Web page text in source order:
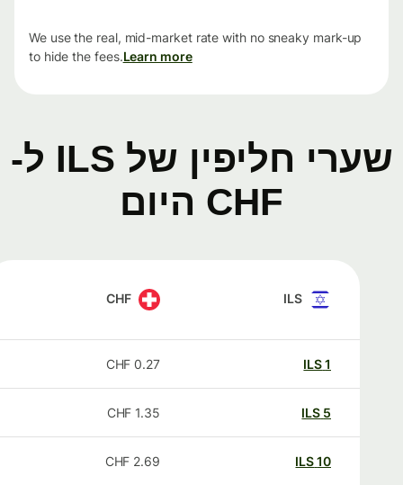
We use the real, mid-market rate with no sneaky mark-up
to hide the fees.Learn more
שערי חליפין של ILS ל-
CHF היום
ILS
CHF
ILS
0.27
CHF
ILS
1.35
CHF
ILS
2.69
CHF